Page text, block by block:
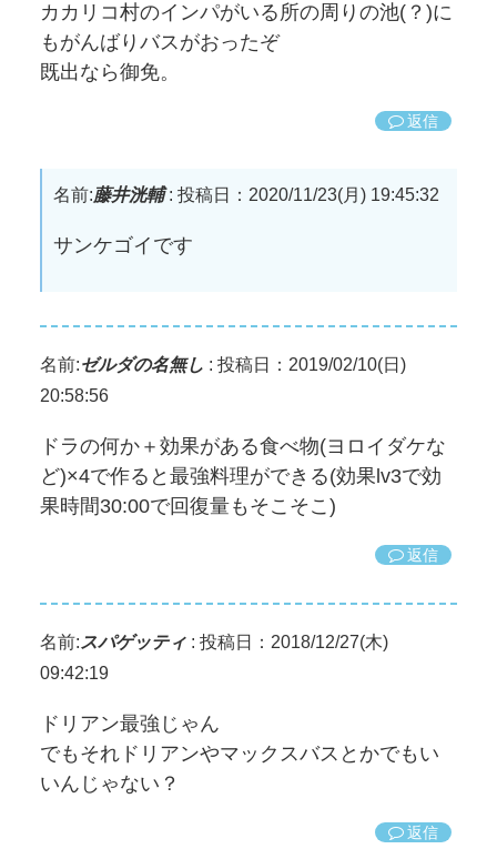
カカリコ村のインパがいる所の周りの池(？)に
もがんばりバスがおったぞ
既出なら御免。
返信
名前:藤井洸輔: 投稿日：2020/11/23(月) 19:45:32
サンケゴイです
名前:ゼルダの名無し : 投稿日：2019/02/10(日)
20:58:56
ドラの何か＋効果がある食べ物(ヨロイダケな
ど)×4で作ると最強料理ができる(効果lv3で効
果時間30:00で回復量もそこそこ)
返信
名前:スパゲッティ : 投稿日：2018/12/27(木)
09:42:19
ドリアン最強じゃん
でもそれドリアンやマックスバスとかでもい
いんじゃない？
返信